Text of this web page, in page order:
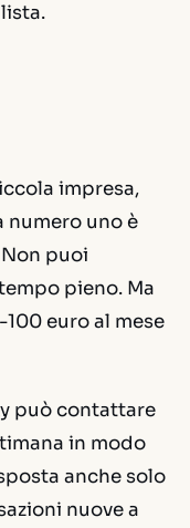
impresa,
uno è
puoi
pieno. Ma
euro al mese
può contattare
in modo
anche solo
nuove a